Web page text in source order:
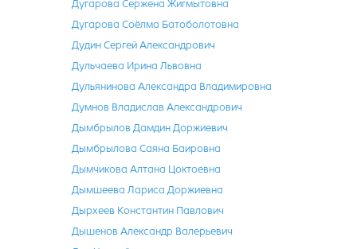
Дугарова Сержена Жигмытовна
Дугарова Соёлма Батоболотовна
Дудин Сергей Александрович
Дульчаева Ирина Львовна
Дульянинова Александра Владимировна
Думнов Владислав Александрович
Дымбрылов Дамдин Доржиевич
Дымбрылова Саяна Баировна
Дымчикова Алтана Цоктоевна
Дымшеева Лариса Доржиевна
Дырхеев Константин Павлович
Дышенов Александр Валерьевич